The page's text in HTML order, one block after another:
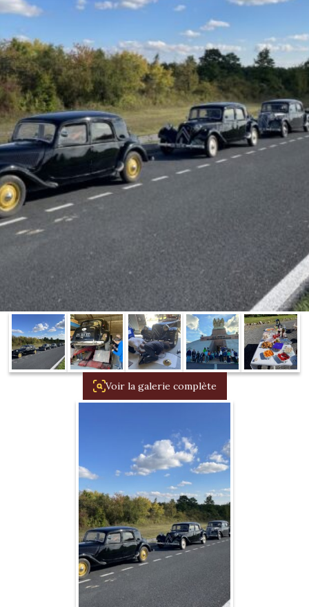
La Boutique
Les pièces
L’assurance
Liens
La Revue
Les salons
La traction
La Traction des
membres
Bibliographie
Présentation 7
Présentation 11
Présentation 15 six
Evolution 7 et 11 -
1934/1941
Evolution 11 –
1945/1952
Evolution 11 –
La 15/6 G –
1938/1947
La 15/6 D –
1947/1955
La 15/6 H –
1954/1956
Voir la galerie complète